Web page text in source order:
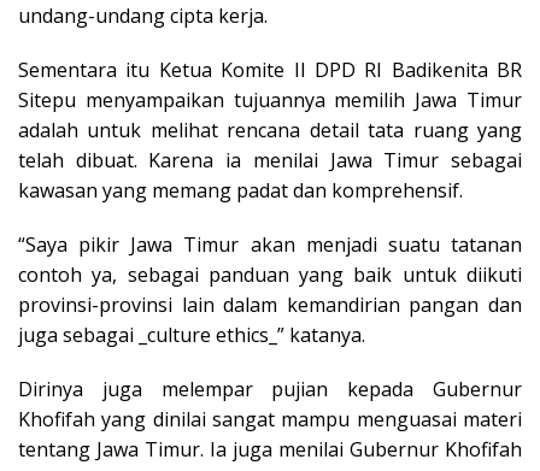
undang-undang cipta kerja.
Sementara itu Ketua Komite II DPD RI Badikenita BR
Sitepu menyampaikan tujuannya memilih Jawa Timur
adalah untuk melihat rencana detail tata ruang yang
telah dibuat. Karena ia menilai Jawa Timur sebagai
kawasan yang memang padat dan komprehensif.
“Saya pikir Jawa Timur akan menjadi suatu tatanan
contoh ya, sebagai panduan yang baik untuk diikuti
provinsi-provinsi lain dalam kemandirian pangan dan
juga sebagai _culture ethics_” katanya.
Dirinya juga melempar pujian kepada Gubernur
Khofifah yang dinilai sangat mampu menguasai materi
tentang Jawa Timur. Ia juga menilai Gubernur Khofifah